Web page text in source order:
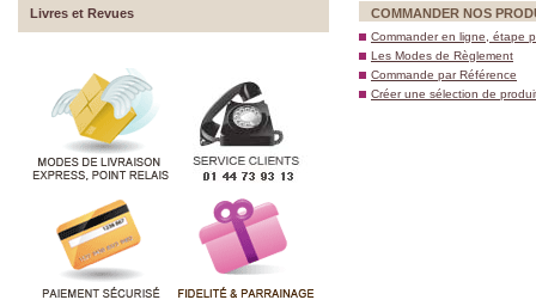
Livres et Revues
COMMANDER NOS
Commander en ligne, étape
Les Modes de Règlement
Commande par Référence
Créer une sélection de